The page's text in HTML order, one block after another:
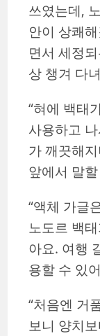
쓰였는데,
안이 상쾌
면서 세정
상 챙겨 다
“혀에 백태
사용하고
가 깨끗해
앞에서 말
“액체 가글
노도르 백
아요. 여행
용할 수 있
“처음엔 거
보니 양치